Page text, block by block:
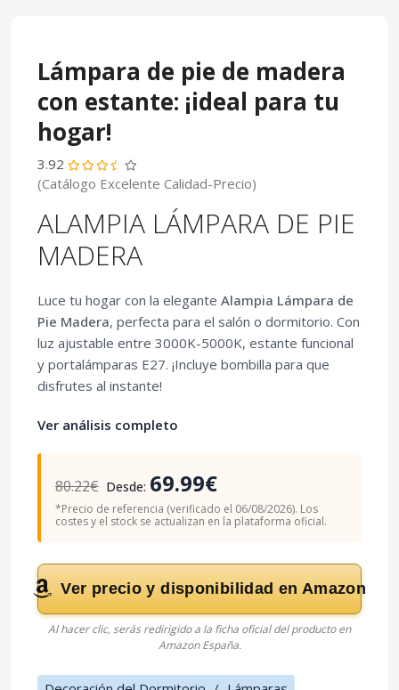
Lámpara de pie de madera
con estante: ¡ideal para tu
hogar!
3.92
(Catálogo Excelente Calidad-Precio)
ALAMPIA LÁMPARA DE PIE
MADERA
Luce tu hogar con la elegante Alampia Lámpara de
Pie Madera, perfecta para el salón o dormitorio. Con
luz ajustable entre 3000K-5000K, estante funcional
y portalámparas E27. ¡Incluye bombilla para que
disfrutes al instante!
Ver análisis completo
80.22€ Desde: 69.99€
*Precio de referencia (verificado el 06/08/2026). Los
costes y el stock se actualizan en la plataforma oficial.
Ver precio y disponibilidad en Amazon
Al hacer clic, serás redirigido a la ficha oficial del producto en
Amazon España.